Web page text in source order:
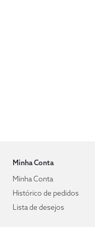
Minha Conta
Minha Conta
Histórico de pedidos
Lista de desejos